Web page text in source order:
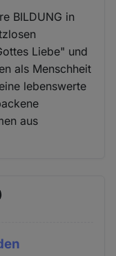
BILDUNG in
Liebe" und
als Menschheit
lebenswerte
aus